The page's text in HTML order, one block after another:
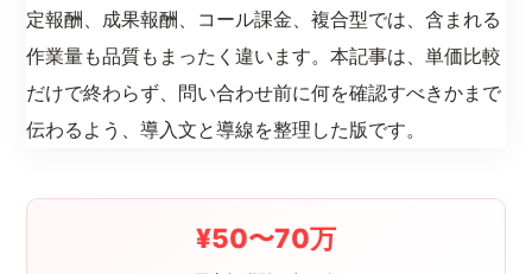
定報酬、成果報酬、コール課金、複合型では、含まれる
作業量も品質もまったく違います。本記事は、単価比較
だけで終わらず、問い合わせ前に何を確認すべきかまで
伝わるよう、導入文と導線を整理した版です。
¥50〜70万